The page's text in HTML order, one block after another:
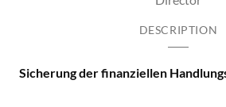
DESCRIPTION
Sicherung der finanziellen